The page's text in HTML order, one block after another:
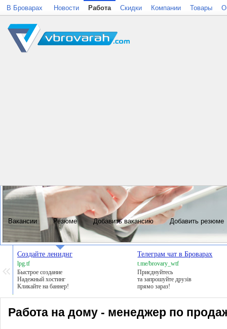
Создайте лениднг
lpg.tf
Быстрое создание
Надежный хостинг
Кликайте на баннер!
Телеграм чат в Броварах
t.me/brovary_wtf
Приєднуйтесь
та запрошуйте друзів
прямо зараз!
Работа на дому - менеджер по
В Броварах Новости Работа Скидки Компании Товары
Вакансии Резюме Добавить вакансию Добавить резюме